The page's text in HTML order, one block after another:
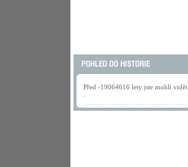
Před -19064616 lety jste mohli vidět